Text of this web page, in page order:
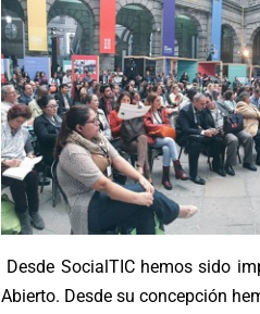
Desde SocialTIC hemos sido
Abierto. Desde su concepción